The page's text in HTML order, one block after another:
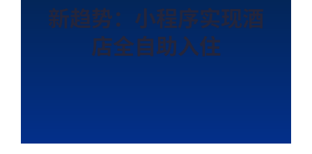
新趋势：小程序实现酒
店全自助入住